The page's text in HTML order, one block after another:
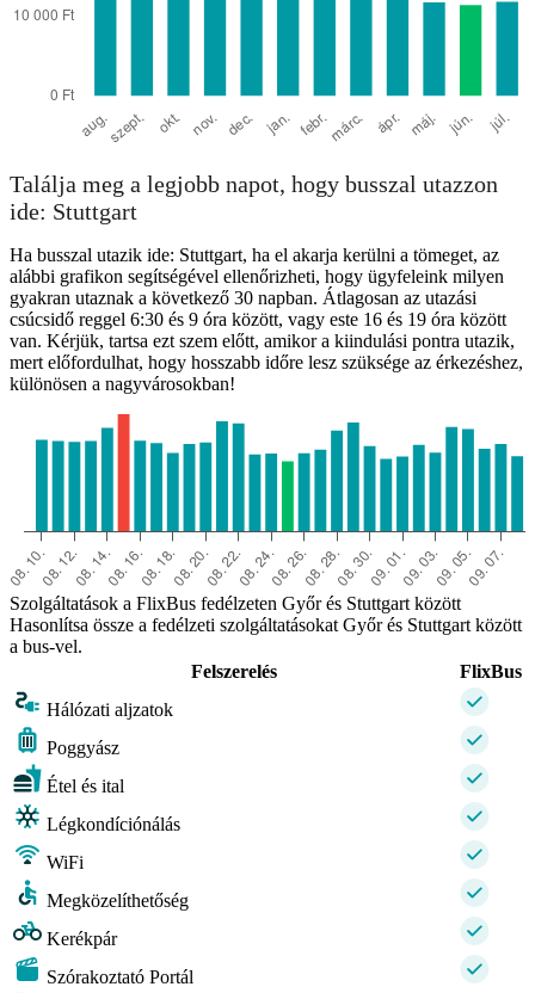
Találja meg a legjobb napot, hogy busszal utazzon
ide: Stuttgart
Ha busszal utazik ide: Stuttgart, ha el akarja kerülni a tömeget, az
alábbi grafikon segítségével ellenőrizheti, hogy ügyfeleink milyen
gyakran utaznak a következő 30 napban. Átlagosan az utazási
csúcsidő reggel 6:30 és 9 óra között, vagy este 16 és 19 óra között
van. Kérjük, tartsa ezt szem előtt, amikor a kiindulási pontra utazik,
mert előfordulhat, hogy hosszabb időre lesz szüksége az érkezéshez,
különösen a nagyvárosokban!
Szolgáltatások a FlixBus fedélzeten Győr és Stuttgart között
Hasonlítsa össze a fedélzeti szolgáltatásokat Győr és Stuttgart között
a bus-vel.
Felszerelés
FlixBus
Hálózati aljzatok
Poggyász
Étel és ital
Légkondíciónálás
WiFi
Megközelíthetőség
Kerékpár
Szórakoztató Portál